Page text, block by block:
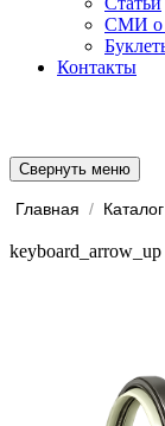
СМИ о
Контакты
Свернуть меню
Главная / Каталог
keyboard_arrow_up